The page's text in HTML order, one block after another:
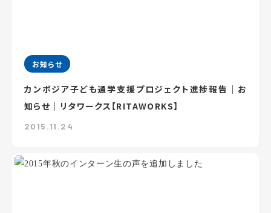
お知らせ
カンボジア子ども通学支援プロジェクト進捗報告｜お
知らせ｜リタワークス【RITAWORKS】
2015.11.24